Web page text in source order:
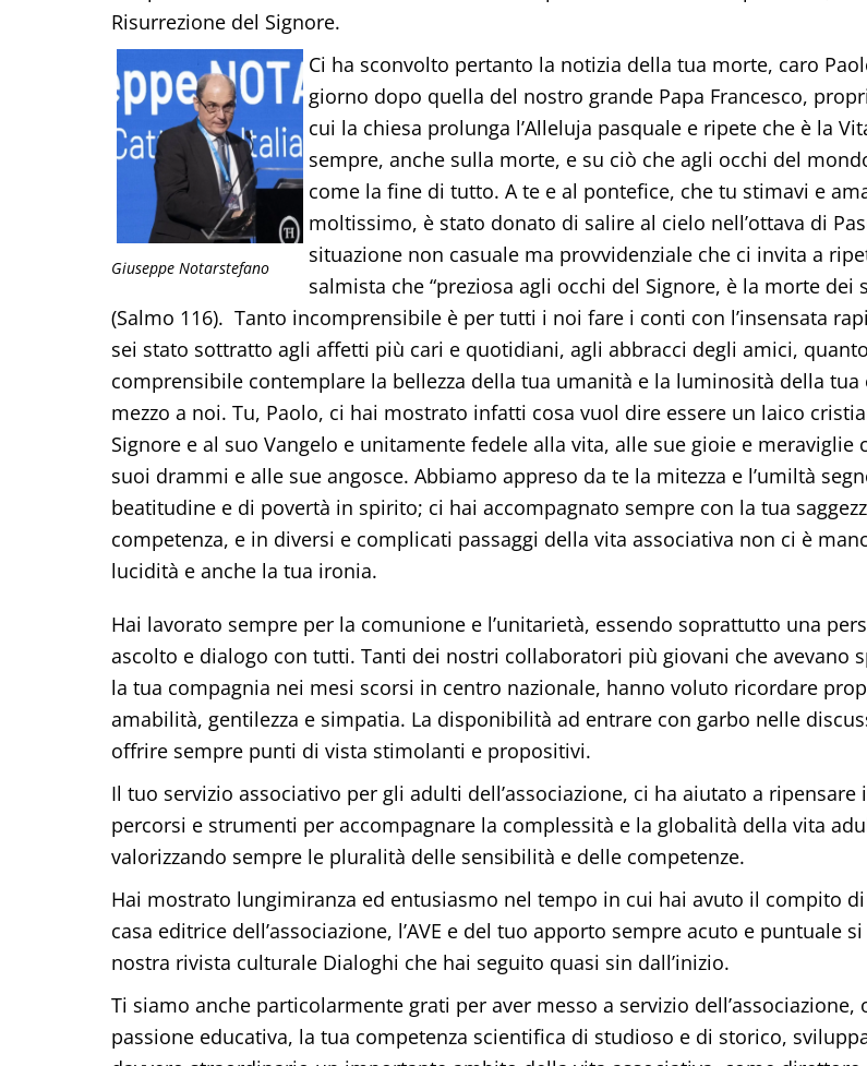
Risurrezione del Signore.
Giuseppe Notarstefano
Ci ha sconvolto pertanto la notizia della tua morte, caro
giorno dopo quella del nostro grande Papa Francesco,
cui la chiesa prolunga l’Alleluja pasquale e ripete che è la
sempre, anche sulla morte, e su ciò che agli occhi del
come la fine di tutto. A te e al pontefice, che tu stimavi e
moltissimo, è stato donato di salire al cielo nell’ottava di
situazione non casuale ma provvidenziale che ci invita a
salmista che “preziosa agli occhi del Signore, è la morte dei
(Salmo 116). Tanto incomprensibile è per tutti i noi fare i conti con l’insensata
sei stato sottratto agli affetti più cari e quotidiani, agli abbracci degli amici,
comprensibile contemplare la bellezza della tua umanità e la luminosità della tua
mezzo a noi. Tu, Paolo, ci hai mostrato infatti cosa vuol dire essere un laico
Signore e al suo Vangelo e unitamente fedele alla vita, alle sue gioie e meraviglie
suoi drammi e alle sue angosce. Abbiamo appreso da te la mitezza e l’umiltà
beatitudine e di povertà in spirito; ci hai accompagnato sempre con la tua
competenza, e in diversi e complicati passaggi della vita associativa non ci è
lucidità e anche la tua ironia.
Hai lavorato sempre per la comunione e l’unitarietà, essendo soprattutto una
ascolto e dialogo con tutti. Tanti dei nostri collaboratori più giovani che avevano
la tua compagnia nei mesi scorsi in centro nazionale, hanno voluto ricordare
amabilità, gentilezza e simpatia. La disponibilità ad entrare con garbo nelle
offrire sempre punti di vista stimolanti e propositivi.
Il tuo servizio associativo per gli adulti dell’associazione, ci ha aiutato a
percorsi e strumenti per accompagnare la complessità e la globalità della vita
valorizzando sempre le pluralità delle sensibilità e delle competenze.
Hai mostrato lungimiranza ed entusiasmo nel tempo in cui hai avuto il compito
casa editrice dell’associazione, l’AVE e del tuo apporto sempre acuto e puntuale
nostra rivista culturale Dialoghi che hai seguito quasi sin dall’inizio.
Ti siamo anche particolarmente grati per aver messo a servizio dell’associazione,
passione educativa, la tua competenza scientifica di studioso e di storico,